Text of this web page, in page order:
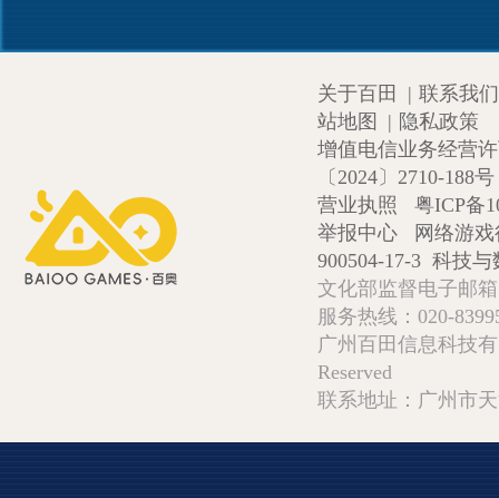
关于百田 | 联系我们
站地图
| 隐私政策
增值电信业务经营
〔2024〕2710-188号
营业执照
粤ICP备
举报中心
网络游
900504-17-3 科技与
文化部监督电子邮
服务热线：020-
广州百田信息科技
Reserved
联系地址：广州市